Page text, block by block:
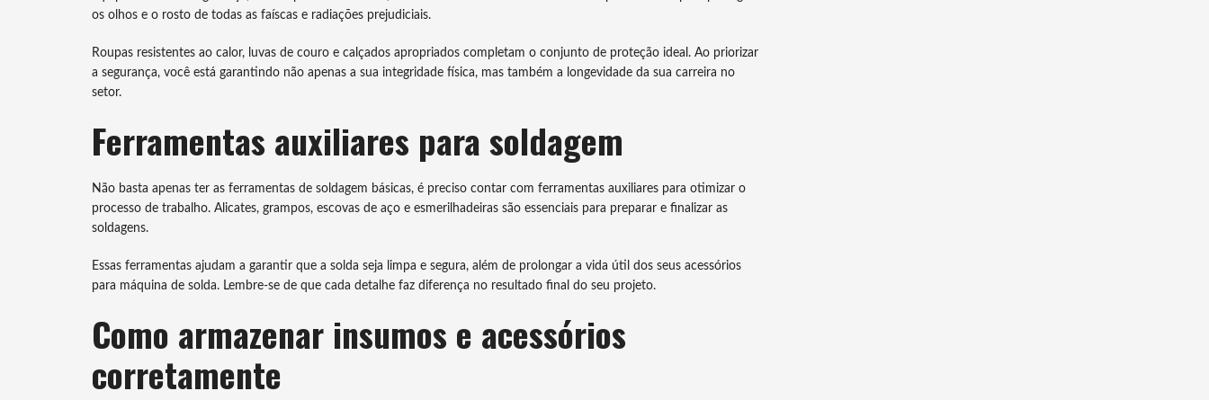
os olhos e o rosto de todas as faíscas e radiações prejudiciais.
Roupas resistentes ao calor, luvas de couro e calçados apropriados completam o conjunto de proteção ideal. Ao priorizar
a segurança, você está garantindo não apenas a sua integridade física, mas também a longevidade da sua carreira no
setor.
Ferramentas auxiliares para soldagem
Não basta apenas ter as ferramentas de soldagem básicas, é preciso contar com ferramentas auxiliares para otimizar o
processo de trabalho. Alicates, grampos, escovas de aço e esmerilhadeiras são essenciais para preparar e finalizar as
soldagens.
Essas ferramentas ajudam a garantir que a solda seja limpa e segura, além de prolongar a vida útil dos seus acessórios
para máquina de solda. Lembre-se de que cada detalhe faz diferença no resultado final do seu projeto.
Como armazenar insumos e acessórios
corretamente